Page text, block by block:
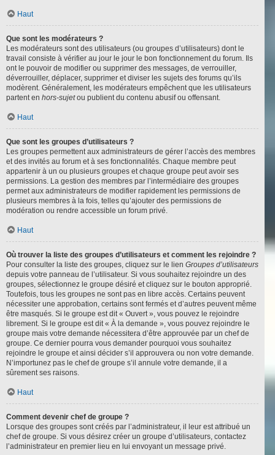
Haut
Que sont les modérateurs ?
Les modérateurs sont des utilisateurs (ou groupes d’utilisateurs) dont le
travail consiste à vérifier au jour le jour le bon fonctionnement du forum. Ils
ont le pouvoir de modifier ou supprimer des messages, de verrouiller,
déverrouiller, déplacer, supprimer et diviser les sujets des forums qu’ils
modèrent. Généralement, les modérateurs empêchent que les utilisateurs
partent en hors-sujetou publient du contenu abusif ou offensant.
Haut
Que sont les groupes d’utilisateurs ?
Les groupes permettent aux administrateurs de gérer l’accès des membres
et des invités au forum et à ses fonctionnalités. Chaque membre peut
appartenir à un ou plusieurs groupes et chaque groupe peut avoir ses
permissions. La gestion des membres par l’intermédiaire des groupes
permet aux administrateurs de modifier rapidement les permissions de
plusieurs membres à la fois, telles qu’ajouter des permissions de
modération ou rendre accessible un forum privé.
Haut
Où trouver la liste des groupes d’utilisateurs et comment les rejoindre ?
Pour consulter la liste des groupes, cliquez sur le lien Groupes d’utilisateurs
depuis votre panneau de l’utilisateur. Si vous souhaitez rejoindre un des
groupes, sélectionnez le groupe désiré et cliquez sur le bouton approprié.
Toutefois, tous les groupes ne sont pas en libre accès. Certains peuvent
nécessiter une approbation, certains sont fermés et d’autres peuvent même
être masqués. Si le groupe est dit « Ouvert », vous pouvez le rejoindre
librement. Si le groupe est dit « À la demande », vous pouvez rejoindre le
groupe mais votre demande nécessitera d’être approuvée par un chef de
groupe. Ce dernier pourra vous demander pourquoi vous souhaitez
rejoindre le groupe et ainsi décider s’il approuvera ou non votre demande.
N’importunez pas le chef de groupe s’il annule votre demande, il a
sûrement ses raisons.
Haut
Comment devenir chef de groupe ?
Lorsque des groupes sont créés par l’administrateur, il leur est attribué un
chef de groupe. Si vous désirez créer un groupe d’utilisateurs, contactez
l’administrateur en premier lieu en lui envoyant un message privé.